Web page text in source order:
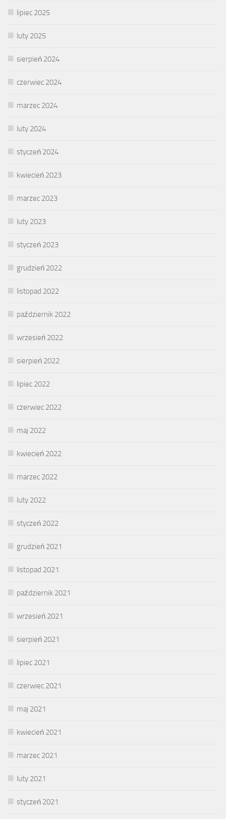
lipiec 2025
luty 2025
sierpień 2024
czerwiec 2024
marzec 2024
luty 2024
styczeń 2024
kwiecień 2023
marzec 2023
luty 2023
styczeń 2023
grudzień 2022
listopad 2022
październik 2022
wrzesień 2022
sierpień 2022
lipiec 2022
czerwiec 2022
maj 2022
kwiecień 2022
marzec 2022
luty 2022
styczeń 2022
grudzień 2021
listopad 2021
październik 2021
wrzesień 2021
sierpień 2021
lipiec 2021
czerwiec 2021
maj 2021
kwiecień 2021
marzec 2021
luty 2021
styczeń 2021